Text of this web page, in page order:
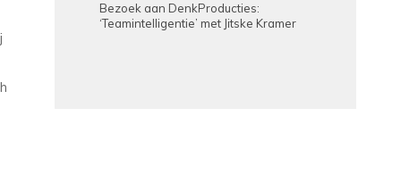
Bezoek aan DenkProducties:
‘Teamintelligentie’ met Jitske Kramer